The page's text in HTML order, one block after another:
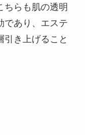
ちらも肌の透明
であり、エステ
引き上げること